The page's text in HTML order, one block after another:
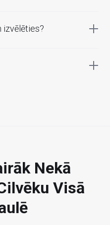
izvēlēties?
Nekā
Visā